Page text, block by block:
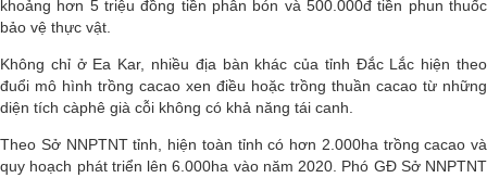
khoảng hơn 5 triệu đồng tiền phân bón và 500.000đ tiền phun thuốc
bảo vệ thực vật.
Không chỉ ở Ea Kar, nhiều địa bàn khác của tỉnh Đắc Lắc hiện theo
đuổi mô hình trồng cacao xen điều hoặc trồng thuần cacao từ những
diện tích càphê già cỗi không có khả năng tái canh.
Theo Sở NNPTNT tỉnh, hiện toàn tỉnh có hơn 2.000ha trồng cacao và
quy hoạch phát triển lên 6.000ha vào năm 2020. Phó GĐ Sở NNPTNT